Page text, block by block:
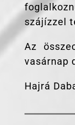
szájízzel
Az
vasárnap
Hajrá